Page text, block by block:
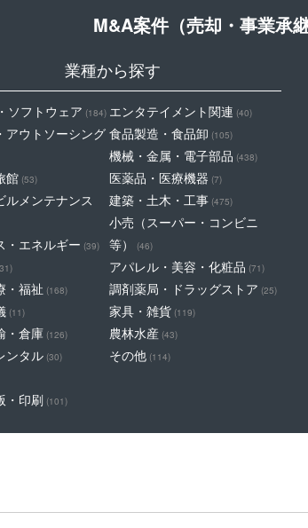
M&A案件（売却・事業承
業種から探す
ソフトウェア (184)
アウトソーシング
館 (53)
ルメンテナンス
・エネルギー (39)
・福祉 (168)
(11)
・倉庫 (126)
ンタル (30)
・印刷 (101)
エンタテイメント関連 (40)
食品製造・食品卸 (105)
機械・金属・電子部品 (438)
医薬品・医療機器 (7)
建築・土木・工事 (475)
小売（スーパー・コンビニ
等）
(46)
アパレル・美容・化粧品 (71)
調剤薬局・ドラッグストア (25)
家具・雑貨 (119)
農林水産 (43)
その他 (114)